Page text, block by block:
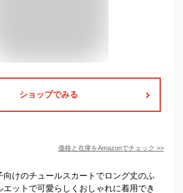
ショップでみる
価格と在庫をAmazonでチェック >>
向けのチュールスカートでロング丈のふ
エットで可愛らしくおしゃれに着用でき